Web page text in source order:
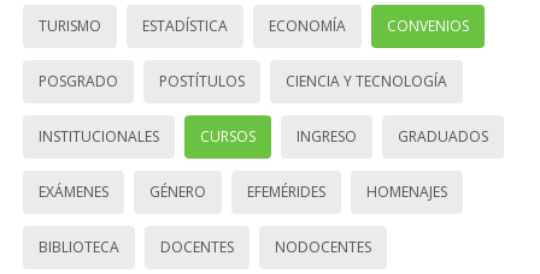
TURISMO ESTADÍSTICA ECONOMÍA CONVENIOS
POSGRADO POSTÍTULOS CIENCIA Y TECNOLOGÍA
INSTITUCIONALES CURSOS INGRESO GRADUADOS
EXÁMENES GÉNERO EFEMÉRIDES HOMENAJES
BIBLIOTECA DOCENTES NODOCENTES